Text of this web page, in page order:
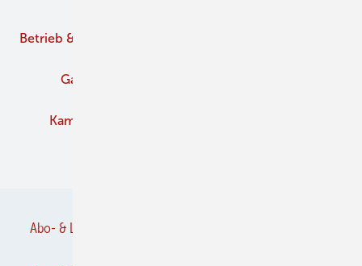
Betrieb & Management
Gaskamine
Kaminofen
Abo- & Leserservice